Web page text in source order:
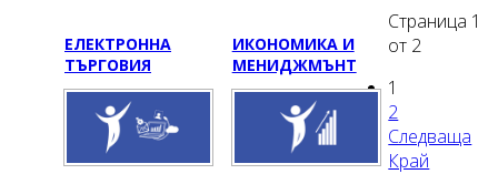
ЕЛЕКТРОННА
ТЪРГОВИЯ
ИКОНОМИКА И
МЕНИДЖМЪНТ
Страница 1
от 2
1
2
Следваща
Край